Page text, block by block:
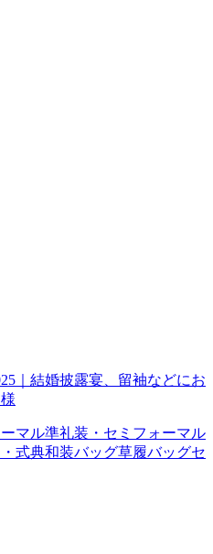
｜結婚披露宴、留袖などにお
マル準礼装・セミフォーマル
式典和装バッグ草履バッグセ